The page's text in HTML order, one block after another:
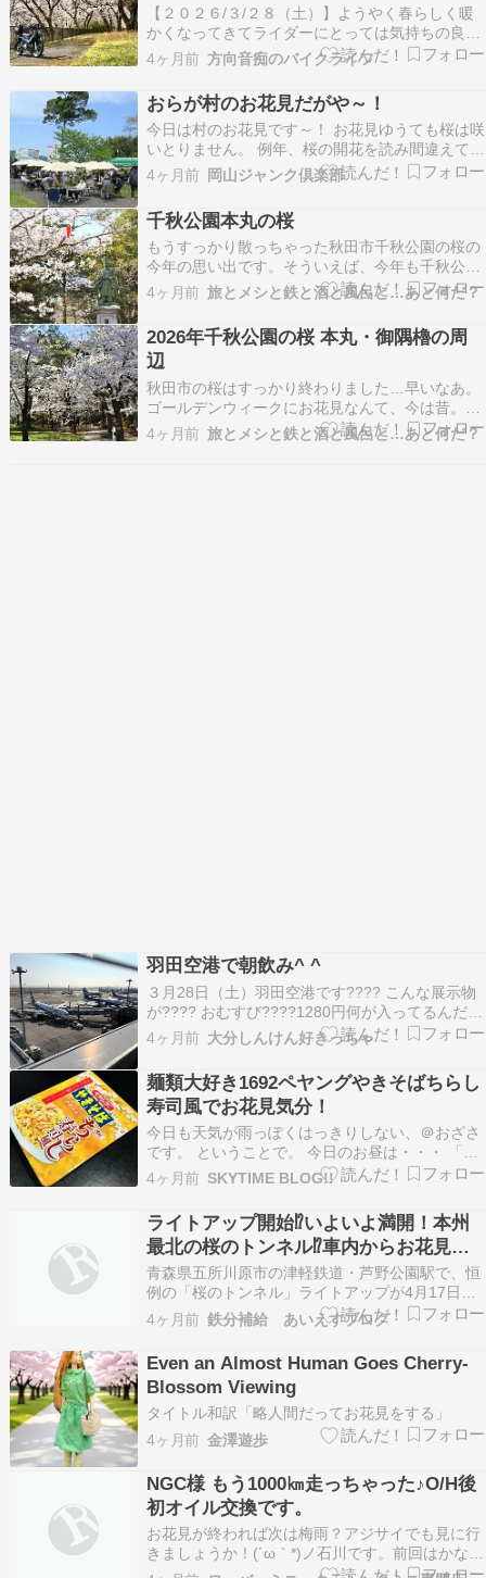
【２０２６/３/２８（土）】ようやく春らしく暖
かくなってきてライダーにとっては気持ちの良い
季節がやってきました('ω')ノ毎週末ツーリングに
向かうライダーの姿も増えてきて本格的なツーリ
ングシーズン到来を実感しますねー！私はと言う
と最近は月1～2回程度走るくらいですが、花粉に
負けず…
4ヶ月前 方向音痴のバイクライフ
おらが村のお花見だがや～！
今日は村のお花見です～！ お花見ゆうても桜は咲
いとりません。 例年、桜の開花を読み間違えてば
かりなので、いっそのこと 暖かくなってからの方
がええじゃろということで、今ごろやっとりま
す。 まあ、桜があろうとなかろうと、みんなでワ
イワイやって コミュニケーションとるのが目的だ
から、…
4ヶ月前 岡山ジャンク倶楽部
千秋公園本丸の桜
もうすっかり散っちゃった秋田市千秋公園の桜の
今年の思い出です。そういえば、今年も千秋公園
でクマの目撃情報が出てしまいました。今のとこ
ろ１件だけのようですが。 殿様もお花見。本丸の
玄関口「表門」まで来...
4ヶ月前 旅とメシと鉄と酒と風呂と…あと何だ？
2026年千秋公園の桜 本丸・御隅櫓の周
辺
秋田市の桜はすっかり終わりました…早いなあ。
ゴールデンウィークにお花見なんて、今は昔。さ
て、前回の続きです。千秋公園の胡月池から彌高
神社を経て、坂を登って本丸へ。撮影日：2026年
4ヶ月前 旅とメシと鉄と酒と風呂と…あと何だ？
羽田空港で朝飲み^ ^
３月28日（土）羽田空港です???? こんな展示物
が???? おむすび????1280円何が入ってるんだ
朝から飲酒します 何年ぶりに飲んだだろうなハイ
ネケン 二次会はコンビニで調達 1280円のおにぎ
り????買わずコンビニで????あ、全部食べるわ
けじゃないよ酒以外は持ち帰…
4ヶ月前 大分しんけん好きっちゃ
麺類大好き1692ペヤングやきそばちらし
寿司風でお花見気分！
今日も天気が雨っぽくはっきりしない、＠おざさ
です。 ということで。 今日のお昼は・・・ 「ペ
ヤングやきそばちらし寿司風」です。 斜め上を行
きますなぁ、ペヤングさん（笑）。 途中で黒酢を
追加してみましょうかね。 中身は粉末ソース・か
やく（たまご・にんじん・グリーンピース）・ か
や…
4ヶ月前 SKYTIME BLOG!!
ライトアップ開始⁉いよいよ満開！本州
最北の桜のトンネル⁉車内からお花見Ｏ
Ｋ⁉
青森県五所川原市の津軽鉄道・芦野公園駅で、恒
例の「桜のトンネル」ライトアップが4月17日に
開始されました。桜は現在5分咲きで、夜空に浮
かぶ桜と列車の幻想的な光景に多くの来場者が魅
日午後5～9時に実… The post ライトアップ開始⁉
…
4ヶ月前 鉄分補給 あいえすブログ
Even an Almost Human Goes Cherry-
Blossom Viewing
タイトル和訳「略人間だってお花見をする」
4ヶ月前 金澤遊歩
NGC様 もう1000㎞走っちゃった♪O/H後
初オイル交換です。
お花見が終われば次は梅雨？アジサイでも見に行
きましょうか！(´ω｀*)ノ石川です。前回はかなり
重厚な整備だったNGC様。「ほぼ毎週300㎞走る